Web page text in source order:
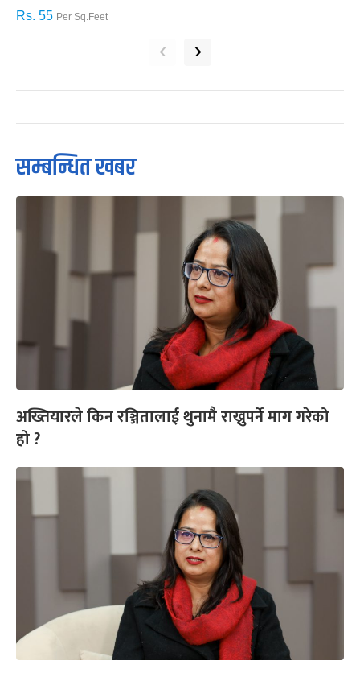
Rs. 55 Per Sq.Feet
‹ ›
सम्बन्धित खबर
अख्तियारले किन रञ्जितालाई थुनामै राख्नुपर्ने माग गरेको
हो ?